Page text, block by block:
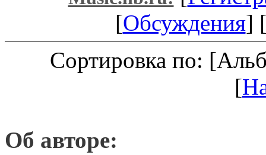
[Обсуждения]
Сортировка по:
[
Об авторе: